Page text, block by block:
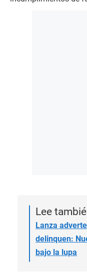
Lee
Lanza
delinquen:
bajo la lupa